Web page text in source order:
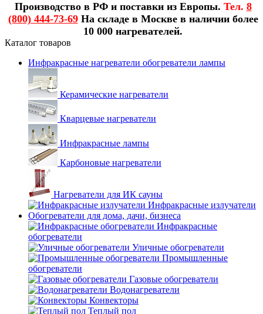
Производство в РФ и поставки из Европы. Тел. 8
(800) 444-73-69На складе в Москве в наличии более
10 000 нагревателей.
Каталог товаров
Инфракрасные нагреватели обогреватели лампы
Керамические нагреватели
Кварцевые нагреватели
Инфракрасные лампы
Карбоновые нагреватели
Нагреватели для ИК сауны
Инфракрасные излучатели
Обогреватели для дома, дачи, бизнеса
Инфракрасные
обогреватели
Уличные обогреватели
Промышленные
обогреватели
Газовые обогреватели
Водонагреватели
Конвекторы
Теплый пол